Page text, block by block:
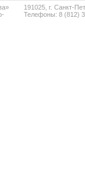
191025, г. Санкт-
Телефоны: 8 (812)